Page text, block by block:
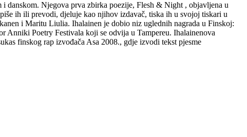
danskom. Njegova prva zbirka poezije, Flesh & Night , objavljena u
ih ili prevodi, djeluje kao njihov izdavač, tiska ih u svojoj tiskari u
i Maritu Liulia. Ihalainen je dobio niz uglednih nagrada u Finskoj:
Anniki Poetry Festivala koji se odvija u Tampereu. Ihalainenova
finskog rap izvođača Asa 2008., gdje izvodi tekst pjesme